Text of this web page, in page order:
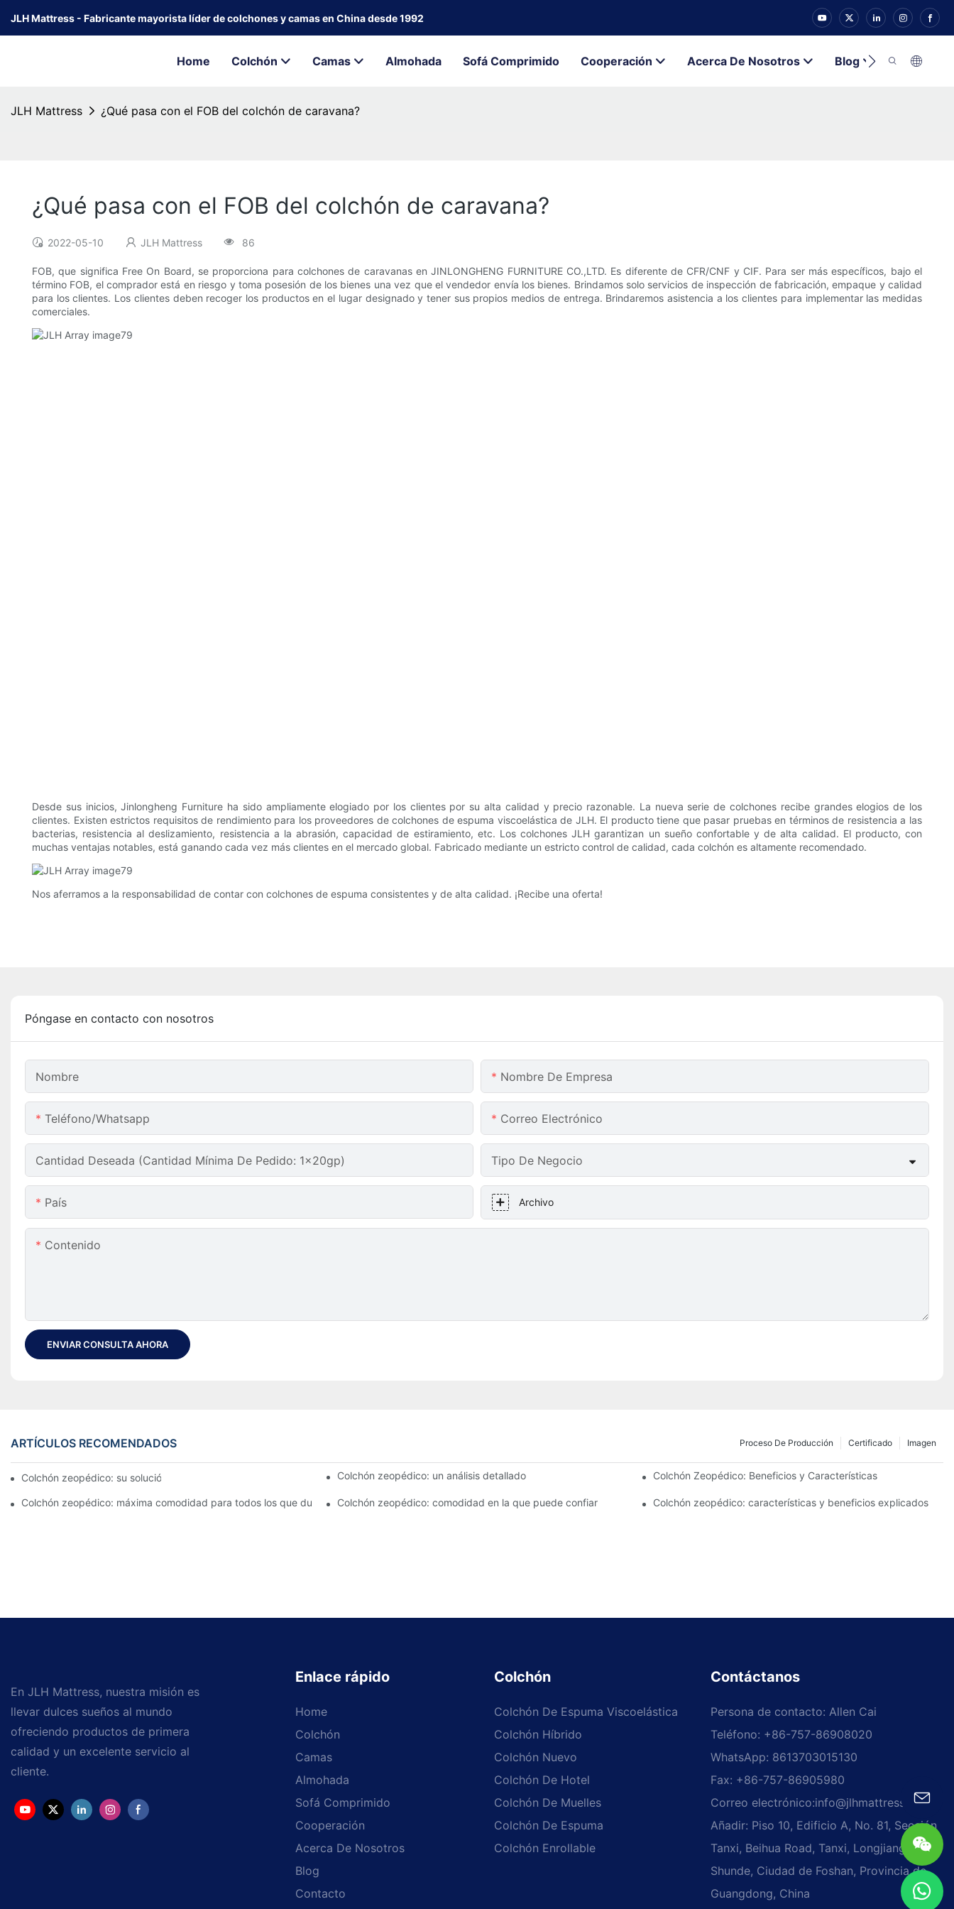
JLH Mattress - Fabricante mayorista líder de colchones y camas en China desde 1992
Home Colchón Camas Almohada Sofá Comprimido Cooperación Acerca De Nosotros Blog Contacto
JLH Mattress ¿Qué pasa con el FOB del colchón de caravana?
¿Qué pasa con el FOB del colchón de caravana?
2022-05-10 JLH Mattress 86
FOB, que significa Free On Board, se proporciona para colchones de caravanas en JINLONGHENG FURNITURE CO.,LTD. Es diferente de CFR/CNF y CIF. Para ser más específicos, bajo el
término FOB, el comprador está en riesgo y toma posesión de los bienes una vez que el vendedor envía los bienes. Brindamos solo servicios de inspección de fabricación, empaque y calidad
para los clientes. Los clientes deben recoger los productos en el lugar designado y tener sus propios medios de entrega. Brindaremos asistencia a los clientes para implementar las medidas
comerciales.
Desde sus inicios, Jinlongheng Furniture ha sido ampliamente elogiado por los clientes por su alta calidad y precio razonable. La nueva serie de colchones recibe grandes elogios de los
clientes. Existen estrictos requisitos de rendimiento para los proveedores de colchones de espuma viscoelástica de JLH. El producto tiene que pasar pruebas en términos de resistencia a las
bacterias, resistencia al deslizamiento, resistencia a la abrasión, capacidad de estiramiento, etc. Los colchones JLH garantizan un sueño confortable y de alta calidad. El producto, con
muchas ventajas notables, está ganando cada vez más clientes en el mercado global. Fabricado mediante un estricto control de calidad, cada colchón es altamente recomendado.
Nos aferramos a la responsabilidad de contar con colchones de espuma consistentes y de alta calidad. ¡Recibe una oferta!
Póngase en contacto con nosotros
Nombre Nombre De Empresa
Teléfono/whatsapp Correo Electrónico
Cantidad Deseada (Cantidad Mínima De Pedido: 1x20gp) Tipo De Negocio
País Archivo
Contenido
ENVIAR CONSULTA AHORA
ARTÍCULOS RECOMENDADOS Imagen
Certificado
Proceso De Producción
Colchón zeopédico: su solución definitiva para el confort Colchón zeopédico: un análisis detallado Colchón Zeopédico: Beneficios y Características
Colchón zeopédico: máxima comodidad para todos los que duermenColchón zeopédico: comodidad en la que puede confiar Colchón zeopédico: características y beneficios explicados
En JLH Mattress, nuestra misión es
llevar dulces sueños al mundo
ofreciendo productos de primera
calidad y un excelente servicio al
cliente.
Enlace rápido
Home
Colchón
Camas
Almohada
Sofá Comprimido
Cooperación
Acerca De Nosotros
Blog
Contacto
Colchón
Colchón De Espuma Viscoelástica
Colchón Híbrido
Colchón Nuevo
Colchón De Hotel
Colchón De Muelles
Colchón De Espuma
Colchón Enrollable
Contáctanos
Persona de contacto: Allen Cai
Teléfono: +86-757-86908020
WhatsApp: 8613703015130
Fax: +86-757-86905980
Correo electrónico:info@jlhmattress.cn
Añadir: Piso 10, Edificio A, No. 81, Sección
Tanxi, Beihua Road, Tanxi, Longjiang,
Shunde, Ciudad de Foshan, Provincia de
Guangdong, China